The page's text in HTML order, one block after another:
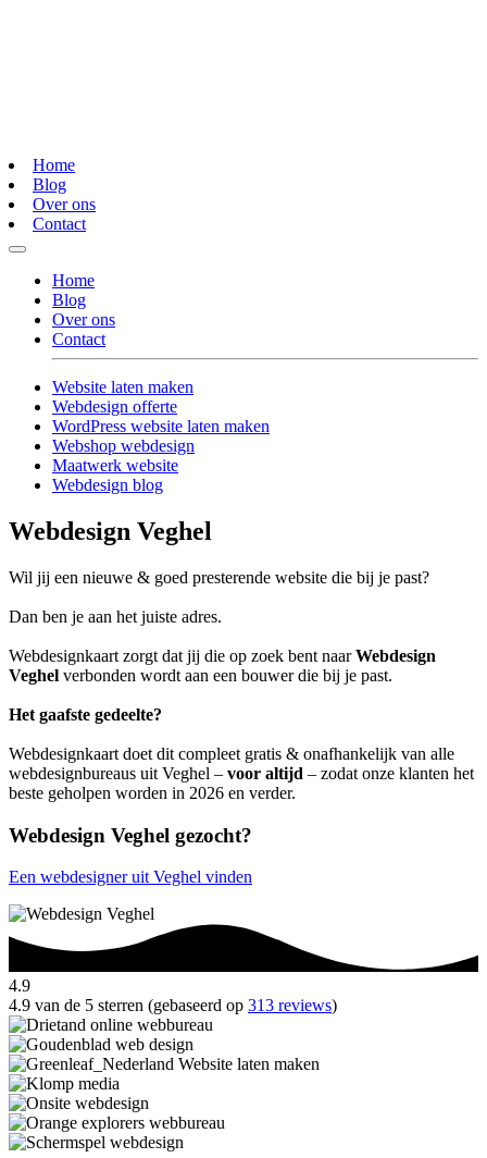
Home
Blog
Over ons
Contact
Home
Blog
Over ons
Contact
Website laten maken
Webdesign offerte
WordPress website laten maken
Webshop webdesign
Maatwerk website
Webdesign blog
Webdesign Veghel
Wil jij een nieuwe & goed presterende website die bij je past?
Dan ben je aan het juiste adres.
Webdesignkaart zorgt dat jij die op zoek bent naarWebdesign
Veghel verbonden wordt aan een bouwer die bij je past.
Het gaafste gedeelte?
Webdesignkaart doet dit compleet gratis & onafhankelijk van alle
webdesignbureaus uit Veghel – voor altijd – zodat onze klanten het
beste geholpen worden in 2026 en verder.
Webdesign Veghel gezocht?
Een webdesigner uit Veghel vinden
4.9
4.9 van de 5 sterren (gebaseerd op 313 reviews)